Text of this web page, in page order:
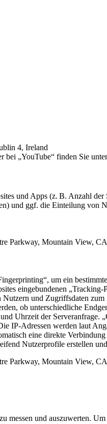
4, Ireland
„YouTube“ finden Sie
und Apps (z. B. Anzahl
und ggf. die Einteilung von
Parkway, Mountain View,
um ein
eingebundenen
und Zugriffsdaten
ob unterschiedliche
Uhrzeit der
IP-Adressen werden laut
eine direkte
Nutzerprofile erstellen
Parkway, Mountain View,
und auszuwerten.